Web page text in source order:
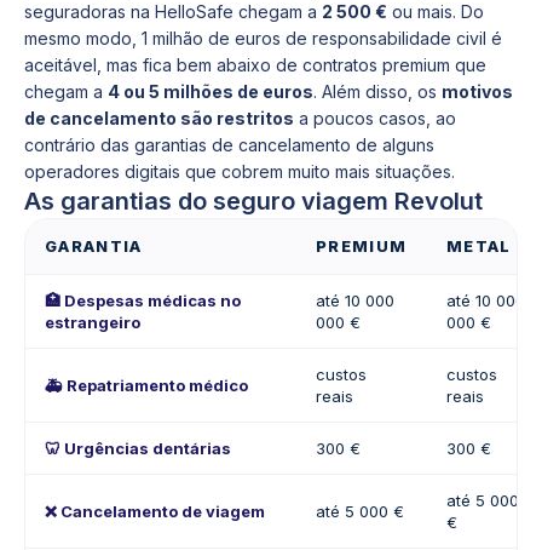
seguradoras na HelloSafe chegam a 2 500 € ou mais. Do
mesmo modo, 1 milhão de euros de responsabilidade civil é
aceitável, mas fica bem abaixo de contratos premium que
chegam a 4 ou 5 milhões de euros. Além disso, os motivos
de cancelamento são restritos a poucos casos, ao
contrário das garantias de cancelamento de alguns
operadores digitais que cobrem muito mais situações.
As garantias do seguro viagem Revolut
GARANTIA PREMIUM METAL
🏥 Despesas médicas no
estrangeiro
até 10 000
000 €
até 10 000
000 €
🚑 Repatriamento médico
custos
reais
custos
reais
🦷 Urgências dentárias 300 € 300 €
❌ Cancelamento de viagem até 5 000 €
até 5 000
€